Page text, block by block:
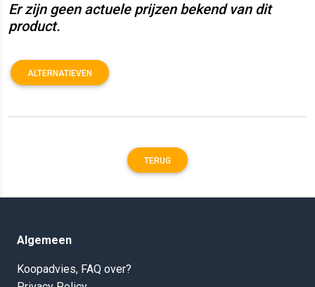
Er zijn geen actuele prijzen bekend van dit
product.
ALTERNATIEVEN
TERUG
Algemeen
Koopadvies, FAQ over?